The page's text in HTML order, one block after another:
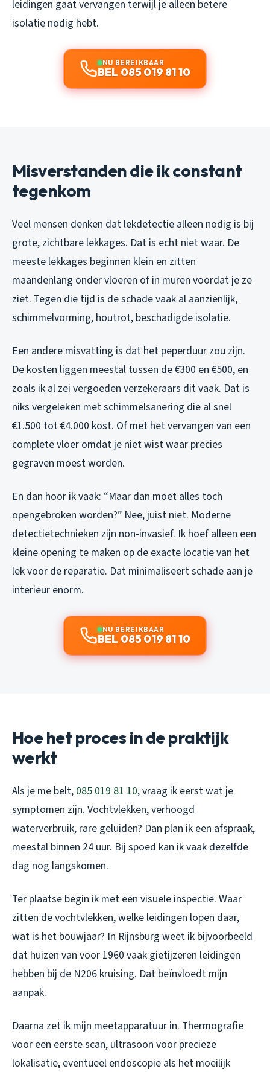
leidingen gaat vervangen terwijl je alleen betere
isolatie nodig hebt.
NU BEREIKBAAR
BEL 085 019 81 10
Misverstanden die ik constant
tegenkom
Veel mensen denken dat lekdetectie alleen nodig is bij
grote, zichtbare lekkages. Dat is echt niet waar. De
meeste lekkages beginnen klein en zitten
maandenlang onder vloeren of in muren voordat je ze
ziet. Tegen die tijd is de schade vaak al aanzienlijk,
schimmelvorming, houtrot, beschadigde isolatie.
Een andere misvatting is dat het peperduur zou zijn.
De kosten liggen meestal tussen de €300 en €500, en
zoals ik al zei vergoeden verzekeraars dit vaak. Dat is
niks vergeleken met schimmelsanering die al snel
€1.500 tot €4.000 kost. Of met het vervangen van een
complete vloer omdat je niet wist waar precies
gegraven moest worden.
En dan hoor ik vaak: “Maar dan moet alles toch
opengebroken worden?” Nee, juist niet. Moderne
detectietechnieken zijn non-invasief. Ik hoef alleen een
kleine opening te maken op de exacte locatie van het
lek voor de reparatie. Dat minimaliseert schade aan je
interieur enorm.
NU BEREIKBAAR
BEL 085 019 81 10
Hoe het proces in de praktijk
werkt
Als je me belt, 085 019 81 10, vraag ik eerst wat je
symptomen zijn. Vochtvlekken, verhoogd
waterverbruik, rare geluiden? Dan plan ik een afspraak,
meestal binnen 24 uur. Bij spoed kan ik vaak dezelfde
dag nog langskomen.
Ter plaatse begin ik met een visuele inspectie. Waar
zitten de vochtvlekken, welke leidingen lopen daar,
wat is het bouwjaar? In Rijnsburg weet ik bijvoorbeeld
dat huizen van voor 1960 vaak gietijzeren leidingen
hebben bij de N206 kruising. Dat beïnvloedt mijn
aanpak.
Daarna zet ik mijn meetapparatuur in. Thermografie
voor een eerste scan, ultrasoon voor precieze
lokalisatie, eventueel endoscopie als het moeilijk